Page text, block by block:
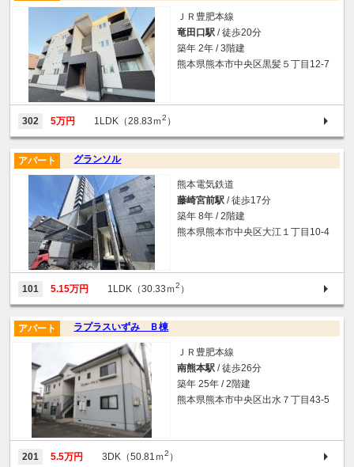
ＪＲ豊肥本線
竜田口駅 / 徒歩20分
築年 2年 / 3階建
熊本県熊本市中央区黒髪５丁目12-7
302 5万円 1LDK（28.83ｍ2 ）
グランソル
アパート
熊本電気鉄道
藤崎宮前駅 / 徒歩17分
築年 8年 / 2階建
熊本県熊本市中央区大江１丁目10-4
101 5.15万円 1LDK（30.33ｍ2 ）
ラプラスいずみ Ｂ棟
アパート
ＪＲ豊肥本線
南熊本駅 / 徒歩26分
築年 25年 / 2階建
熊本県熊本市中央区出水７丁目43-5
201 5.5万円 3DK（50.81ｍ2 ）